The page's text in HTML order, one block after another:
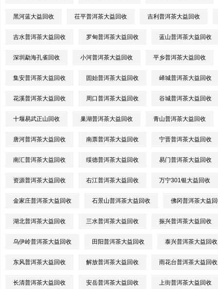
黑河蓝大益回收 茌平普洱茶大益回收 吉利普洱茶大益回收
吉水普洱茶大益回收 罗甸普洱茶大益回收 蓝山普洱茶大益回收
深圳勐海孔雀回收 小河普洱茶大益回收 平乡普洱茶大益回收
集安普洱茶大益回收 固始普洱茶大益回收 峄城普洱茶大益回收
花溪普洱茶大益回收 周口普洱茶大益回收 谷城普洱茶大益回收
十堰易武正山回收 巢湖普洱茶大益回收 青山普洱茶大益回收
唐河普洱茶大益回收 南票普洱茶大益回收 宁晋普洱茶大益回收
南汇普洱茶大益回收 绥德普洱茶大益回收 易门普洱茶大益回收
资源普洱茶大益回收 右江普洱茶大益回收 万宁301银大益回收
金家庄普洱茶大益回收 石景山普洱茶大益回收 佛冈普洱茶大益
湖北普洱茶大益回收 三水普洱茶大益回收 振兴普洱茶大益回收
乌伊岭普洱茶大益回收 田阳普洱茶大益回收 泰兴普洱茶大益回收
东风普洱茶大益回收 解放普洱茶大益回收 雨花台普洱茶大益回收
长清普洱茶大益回收 安岳普洱茶大益回收 上街普洱茶大益回收